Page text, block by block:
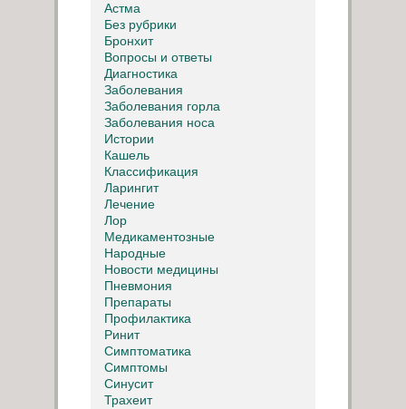
Астма
Без рубрики
Бронхит
Вопросы и ответы
Диагностика
Заболевания
Заболевания горла
Заболевания носа
Истории
Кашель
Классификация
Ларингит
Лечение
Лор
Медикаментозные
Народные
Новости медицины
Пневмония
Препараты
Профилактика
Ринит
Симптоматика
Симптомы
Синусит
Трахеит